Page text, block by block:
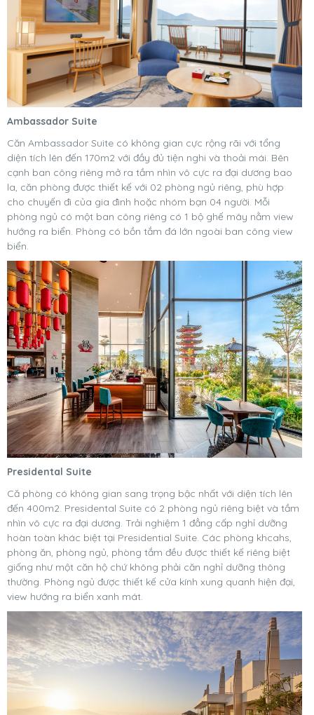
Ambassador Suite
Căn Ambassador Suite có không gian cực rộng rãi với tổng
diện tích lên đến 170m2 với đầy đủ tiện nghi và thoải mái. Bên
cạnh ban công riêng mở ra tầm nhìn vô cực ra đại dương bao
la, căn phòng được thiết kế với 02 phòng ngủ riêng, phù hợp
cho chuyến đi của gia đình hoặc nhóm bạn 04 người. Mỗi
phòng ngủ có một ban công riêng có 1 bộ ghế mây nằm view
hướng ra biển. Phòng có bồn tắm đá lớn ngoài ban công view
biển.
Presidental Suite
Că phòng có không gian sang trọng bậc nhất với diện tích lên
đến 400m2. Presidental Suite có 2 phòng ngủ riêng biệt và tầm
nhìn vô cực ra đại dương. Trải nghiệm 1 đẳng cấp nghỉ dưỡng
hoàn toàn khác biệt tại Presidential Suite. Các phòng khcahs,
phòng ăn, phòng ngủ, phòng tắm đều được thiết kế riêng biệt
giống như một căn hộ chứ không phải căn nghỉ dưỡng thông
thường. Phòng ngủ được thiết kế cửa kính xung quanh hiện đại,
view hướng ra biển xanh mát.